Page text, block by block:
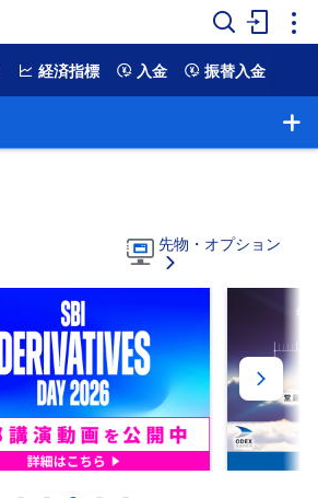
経済指標 入金 振替入金
先物・オプション